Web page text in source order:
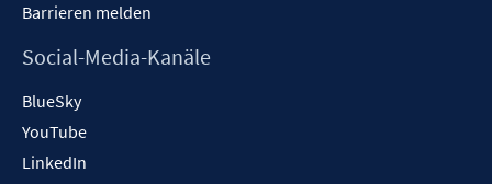
Barrieren melden
Social-Media-Kanäle
BlueSky
YouTube
LinkedIn